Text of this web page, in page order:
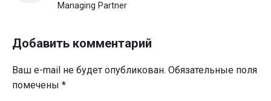
Managing Partner
Добавить комментарий
Ваш e-mail не будет опубликован. Обязательные поля
помечены *